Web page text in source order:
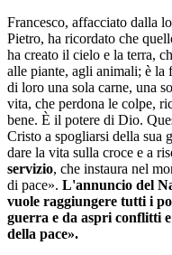
Francesco, affacciato dalla
Pietro, ha ricordato che
ha creato il cielo e la terra,
alle piante, agli animali; è la
di loro una sola carne, una
vita, che perdona le colpe,
bene. È il potere di Dio.
Cristo a spogliarsi della sua
dare la vita sulla croce e a
servizio, che instaura nel
di pace». L'annuncio del
vuole raggiungere tutti i
guerra e da aspri conflitti
della pace».